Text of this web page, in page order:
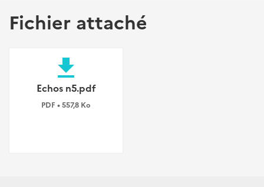
Fichier attaché
file_download
Echos n5.pdf
PDF • 557,8 Ko